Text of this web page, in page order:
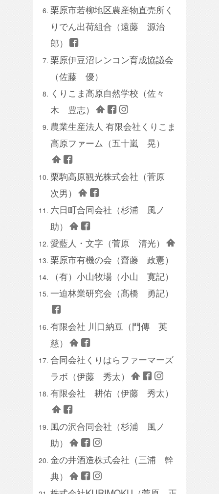
栗原市若柳地区農産物直売所く
りでん出荷組合（遠藤 源治
郎）
栗原伊豆沼レンコン育成協議会
（佐藤 優）
くりこま高原自然学校（佐々
木 豊志）
農業生産法人 有限会社くりこま
高原ファーム（五十嵐 晃）
栗駒高原観光株式会社（菅原
次男）
六日町合同会社（杉浦 風ノ
助）
愛藍人・文字（菅原 清光）
栗原市有機の会（齋藤 政憲）
（有）小山牧場（小山 寛記）
一迫林業研究会（髙橋 勇記）
有限会社 川口納豆（門傳 英
慈）
合同会社くりはらファーマーズ
ラボ （伊藤 秀太）
有限会社 耕佑（伊藤 秀太）
風の沢合同会社（杉浦 風ノ
助）
金の井酒造株式会社（三浦 幹
典）